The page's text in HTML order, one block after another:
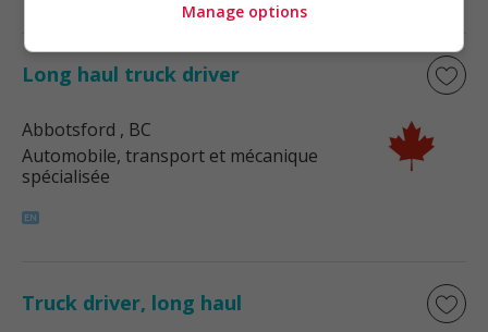
Long haul truck driver
Abbotsford , BC
Automobile, transport et mécanique
spécialisée
Truck driver, long haul
Manage options